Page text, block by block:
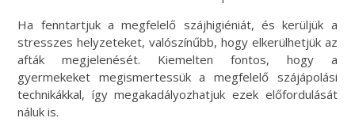
Ha fenntartjuk a megfelelő szájhigiéniát, és kerüljük a
stresszes helyzeteket, valószínűbb, hogy elkerülhetjük az
afták megjelenését. Kiemelten fontos, hogy a
gyermekeket megismertessük a megfelelő szájápolási
technikákkal, így megakadályozhatjuk ezek előfordulását
náluk is.